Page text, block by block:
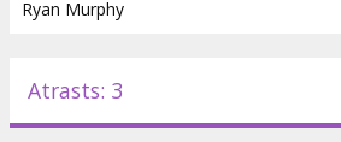
Pasākumi
Atrasts: 3